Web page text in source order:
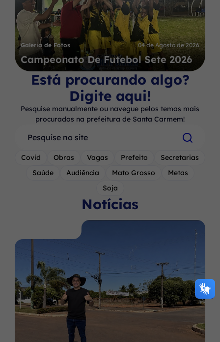
Galeria de Fotos 04 de Agosto de 2026
Campeonato De Futebol Sete 2026
Está procurando algo?
Digite aqui!
Pesquise manualmente ou navegue pelos temas mais
procurados na prefeitura de Santa Carmem!
Pesquisar
Covid Obras Vagas Prefeito
Secretarias
Saúde
Audiência Mato Grosso
Metas
Soja
Notícias